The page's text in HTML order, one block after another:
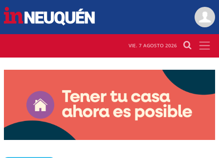
VIE. 7 AGOSTO 2026